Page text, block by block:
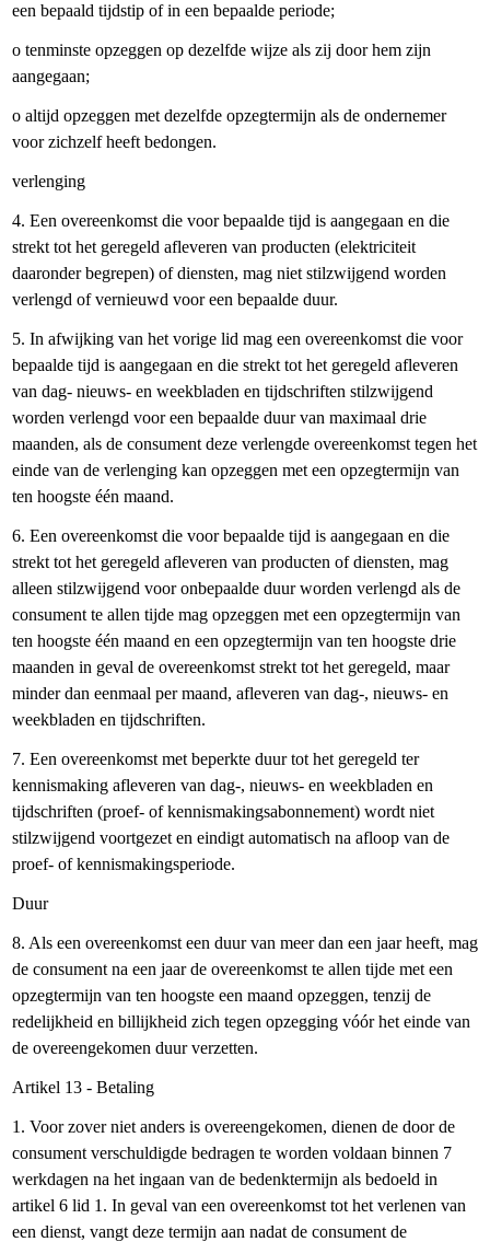
een bepaald tijdstip of in een bepaalde periode;
o tenminste opzeggen op dezelfde wijze als zij door hem zijn
aangegaan;
o altijd opzeggen met dezelfde opzegtermijn als de ondernemer
voor zichzelf heeft bedongen.
verlenging
4. Een overeenkomst die voor bepaalde tijd is aangegaan en die
strekt tot het geregeld afleveren van producten (elektriciteit
daaronder begrepen) of diensten, mag niet stilzwijgend worden
verlengd of vernieuwd voor een bepaalde duur.
5. In afwijking van het vorige lid mag een overeenkomst die voor
bepaalde tijd is aangegaan en die strekt tot het geregeld afleveren
van dag- nieuws- en weekbladen en tijdschriften stilzwijgend
worden verlengd voor een bepaalde duur van maximaal drie
maanden, als de consument deze verlengde overeenkomst tegen het
einde van de verlenging kan opzeggen met een opzegtermijn van
ten hoogste één maand.
6. Een overeenkomst die voor bepaalde tijd is aangegaan en die
strekt tot het geregeld afleveren van producten of diensten, mag
alleen stilzwijgend voor onbepaalde duur worden verlengd als de
consument te allen tijde mag opzeggen met een opzegtermijn van
ten hoogste één maand en een opzegtermijn van ten hoogste drie
maanden in geval de overeenkomst strekt tot het geregeld, maar
minder dan eenmaal per maand, afleveren van dag-, nieuws- en
weekbladen en tijdschriften.
7. Een overeenkomst met beperkte duur tot het geregeld ter
kennismaking afleveren van dag-, nieuws- en weekbladen en
tijdschriften (proef- of kennismakingsabonnement) wordt niet
stilzwijgend voortgezet en eindigt automatisch na afloop van de
proef- of kennismakingsperiode.
Duur
8. Als een overeenkomst een duur van meer dan een jaar heeft, mag
de consument na een jaar de overeenkomst te allen tijde met een
opzegtermijn van ten hoogste een maand opzeggen, tenzij de
redelijkheid en billijkheid zich tegen opzegging vóór het einde van
de overeengekomen duur verzetten.
Artikel 13 - Betaling
1. Voor zover niet anders is overeengekomen, dienen de door de
consument verschuldigde bedragen te worden voldaan binnen 7
werkdagen na het ingaan van de bedenktermijn als bedoeld in
artikel 6 lid 1. In geval van een overeenkomst tot het verlenen van
een dienst, vangt deze termijn aan nadat de consument de